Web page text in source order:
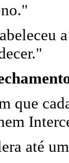
que
até